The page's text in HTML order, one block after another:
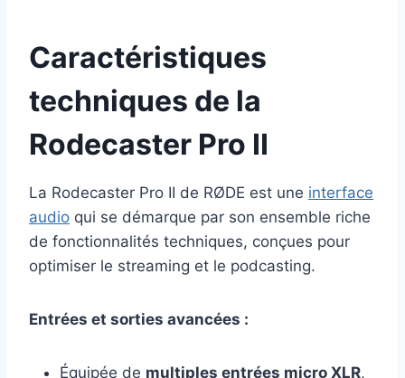
Caractéristiques
techniques de la
Rodecaster Pro II
La Rodecaster Pro II de RØDE est une interface
audio qui se démarque par son ensemble riche
de fonctionnalités techniques, conçues pour
optimiser le streaming et le podcasting.
Entrées et sorties avancées :
Équipée de multiples entrées micro XLR,